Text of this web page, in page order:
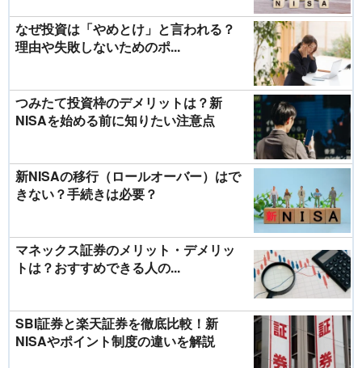
なぜ投資は「やめとけ」と言われる？
理由や失敗しないためのポ...
つみたて投資枠のデメリットは？新
NISAを始める前に知りたい注意点
新NISAの移行（ロールオーバー）はで
きない？手続きは必要？
マネックス証券のメリット・デメリッ
トは？おすすめできる人の...
SBI証券と楽天証券を徹底比較！新
NISAやポイント制度の違いを解説